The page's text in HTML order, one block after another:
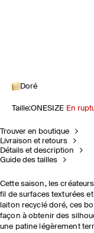
Doré
Taille:ONESIZE En
Trouver en boutique
Livraison et retours
Détails et description
Guide des tailles
Cette saison, les
fil de surfaces texturées
laiton recyclé doré, ces
façon à obtenir des
une patine légèrement